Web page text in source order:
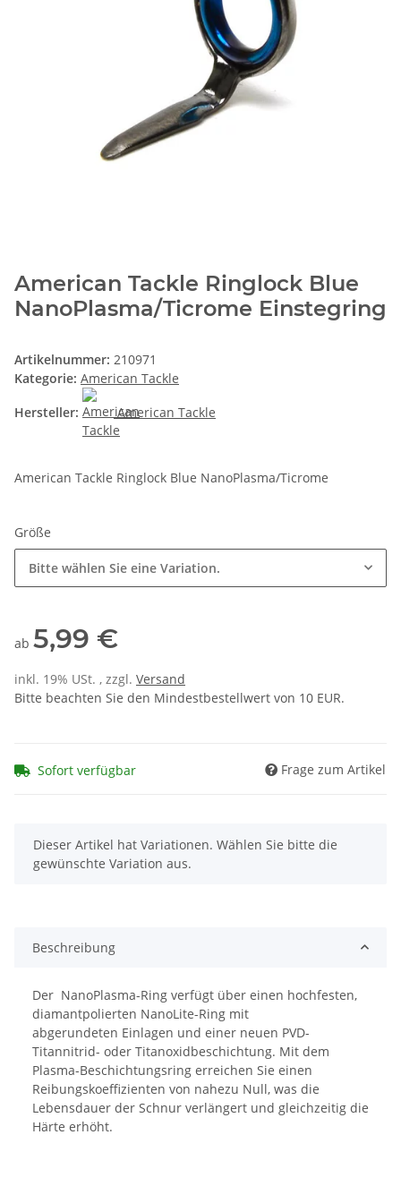
American Tackle Ringlock Blue
NanoPlasma/Ticrome Einstegring
Artikelnummer: 210971
Kategorie: American Tackle
Hersteller:
American Tackle
American Tackle Ringlock Blue NanoPlasma/Ticrome
Größe
Bitte wählen Sie eine Variation.
ab 5,99 €
inkl. 19% USt. , zzgl. Versand
Bitte beachten Sie den Mindestbestellwert von 10 EUR.
Sofort verfügbar Frage zum Artikel
x
Dieser Artikel hat Variationen. Wählen Sie bitte die
gewünschte Variation aus.
Beschreibung
Der NanoPlasma-Ring verfügt über einen hochfesten,
diamantpolierten NanoLite-Ring mit
abgerundeten Einlagen und einer neuen PVD-
Titannitrid- oder Titanoxidbeschichtung. Mit dem
Plasma-Beschichtungsring erreichen Sie einen
Reibungskoeffizienten von nahezu Null, was die
Lebensdauer der Schnur verlängert und gleichzeitig die
Härte erhöht.